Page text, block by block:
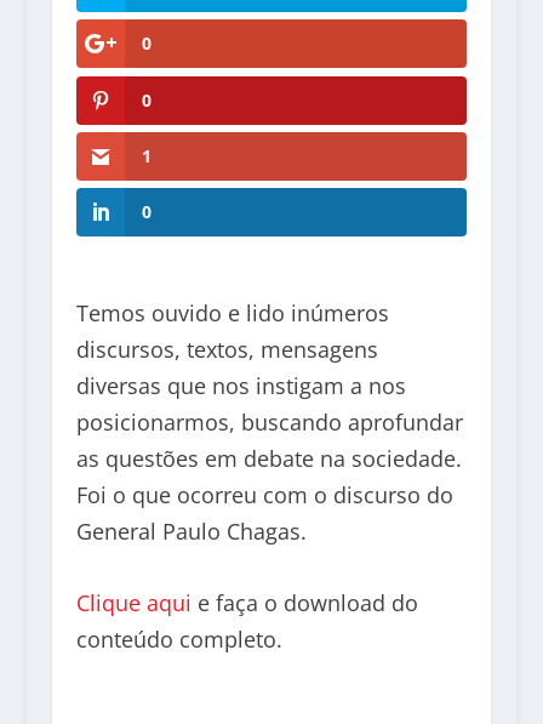
0
0
1
0
Temos ouvido e lido inúmeros
discursos, textos, mensagens
diversas que nos instigam a nos
posicionarmos, buscando aprofundar
as questões em debate na sociedade.
Foi o que ocorreu com o discurso do
General Paulo Chagas.
Clique aqui e faça o download do
conteúdo completo.